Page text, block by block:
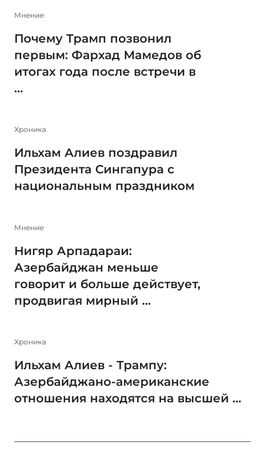
Мнение
Почему Трамп позвонил
первым: Фархад Мамедов об
итогах года после встречи в
...
Xроника
Ильхам Алиев поздравил
Президента Сингапура с
национальным праздником
Мнение
Нигяр Арпадараи:
Азербайджан меньше
говорит и больше действует,
продвигая мирный ...
Xроника
Ильхам Алиев - Трампу:
Азербайджано-американские
отношения находятся на высшей ...